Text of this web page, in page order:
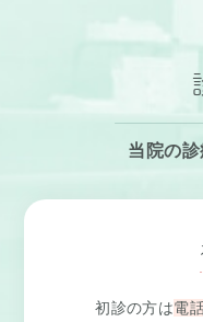
当院の診
初診の方は電